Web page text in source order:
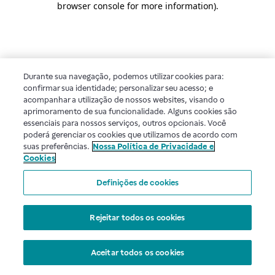
browser console for more information).
Durante sua navegação, podemos utilizar cookies para:
confirmar sua identidade; personalizar seu acesso; e
acompanhar a utilização de nossos websites, visando o
aprimoramento de sua funcionalidade. Alguns cookies são
essenciais para nossos serviços, outros opcionais. Você
poderá gerenciar os cookies que utilizamos de acordo com
suas preferências. Nossa Política de Privacidade e
Cookies
Definições de cookies
Rejeitar todos os cookies
Aceitar todos os cookies